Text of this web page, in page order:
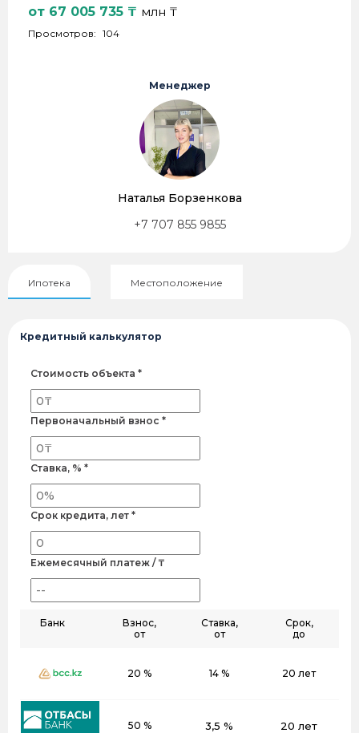
от 67 005 735 ₸ млн ₸
Просмотров: 104
Менеджер
Наталья Борзенкова
+7 707 855 9855
Ипотека Местоположение
Кредитный калькулятор
Стоимость объекта *
Первоначальный взнос *
Ставка, % *
Срок кредита, лет *
Ежемесячный платеж / ₸
Банк
Взнос,
от
Ставка,
от
Срок,
до
20 % 14 % 20 лет
50 % 3,5 % 20 лет